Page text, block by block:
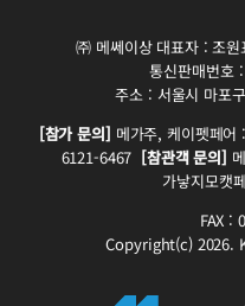
㈜ 메쎄이상 대표자 : 조
통신판매번호
주소 : 서울시 마포
[참가 문의] 메가주, 케이펫페
6121-6467 [참관객 문의]
가낳지모캣
FAX :
Copyright(c) 2026.